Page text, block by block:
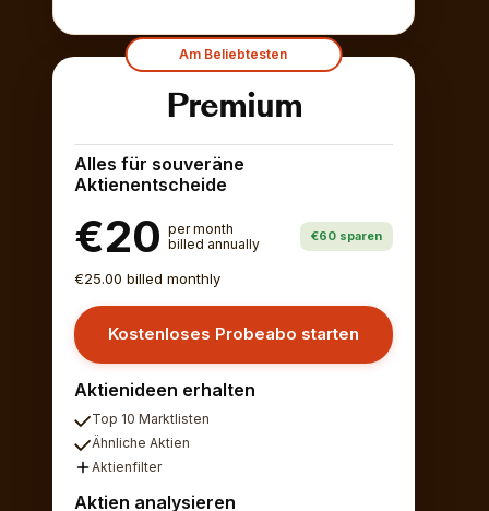
Am Beliebtesten
Premium
Alles für souveräne
Aktienentscheide
€20 per month
billed annually
€60 sparen
€25.00 billed monthly
Kostenloses Probeabo starten
Aktienideen erhalten
Top 10 Marktlisten
Ähnliche Aktien
Aktienfilter
Aktien analysieren